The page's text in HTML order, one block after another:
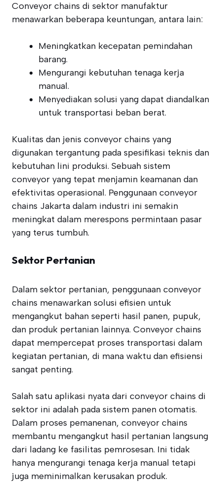
Conveyor chains di sektor manufaktur
menawarkan beberapa keuntungan, antara lain:
Meningkatkan kecepatan pemindahan
barang.
Mengurangi kebutuhan tenaga kerja
manual.
Menyediakan solusi yang dapat diandalkan
untuk transportasi beban berat.
Kualitas dan jenis conveyor chains yang
digunakan tergantung pada spesifikasi teknis dan
kebutuhan lini produksi. Sebuah sistem
conveyor yang tepat menjamin keamanan dan
efektivitas operasional. Penggunaan conveyor
chains Jakarta dalam industri ini semakin
meningkat dalam merespons permintaan pasar
yang terus tumbuh.
Sektor Pertanian
Dalam sektor pertanian, penggunaan conveyor
chains menawarkan solusi efisien untuk
mengangkut bahan seperti hasil panen, pupuk,
dan produk pertanian lainnya. Conveyor chains
dapat mempercepat proses transportasi dalam
kegiatan pertanian, di mana waktu dan efisiensi
sangat penting.
Salah satu aplikasi nyata dari conveyor chains di
sektor ini adalah pada sistem panen otomatis.
Dalam proses pemanenan, conveyor chains
membantu mengangkut hasil pertanian langsung
dari ladang ke fasilitas pemrosesan. Ini tidak
hanya mengurangi tenaga kerja manual tetapi
juga meminimalkan kerusakan produk.